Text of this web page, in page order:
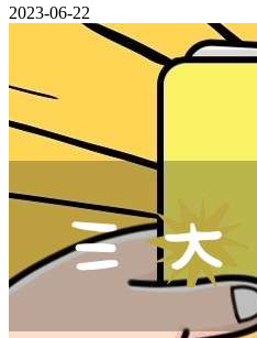
2023-06-22